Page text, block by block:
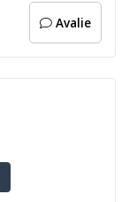
Avalie